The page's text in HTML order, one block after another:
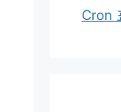
Cron